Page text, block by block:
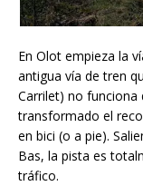
En Olot empieza la
antigua vía de tren
Carrilet) no funciona
transformado el
en bici (o a pie).
Bas, la pista es
tráfico.